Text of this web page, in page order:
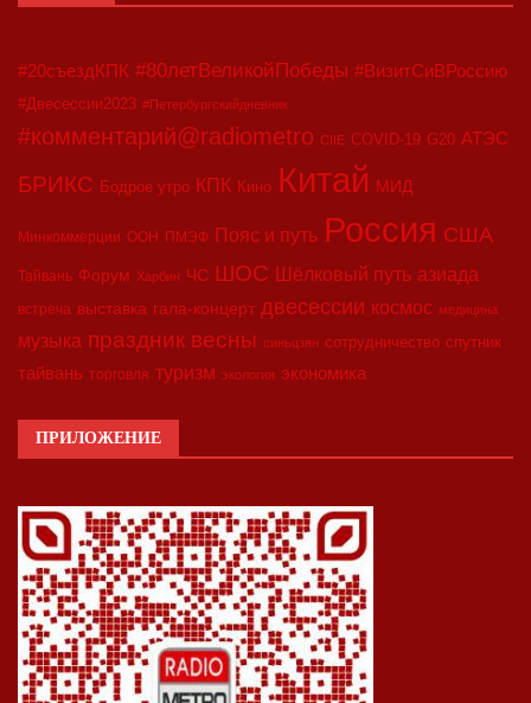
#20съездКПК #80летВеликойПобеды #ВизитСиВРоссию
#Двесессии2023 #Петербургскийдневник
#комментарий@radiometro CIIE COVID-19 G20 АТЭС
БРИКС Бодрое утро КПК Кино Китай МИД
Минкоммерции ООН ПМЭФ Пояс и путь Россия США
Тайвань Форум Харбин ЧС ШОС Шёлковый путь азиада
встреча выставка гала-концерт двесессии космос медицина
музыка праздник весны синьцзян сотрудничество спутник
тайвань торговля туризм экология экономика
ПРИЛОЖЕНИЕ